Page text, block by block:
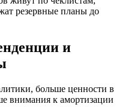
резервные планы до
и
больше ценности в
внимания к амортизации